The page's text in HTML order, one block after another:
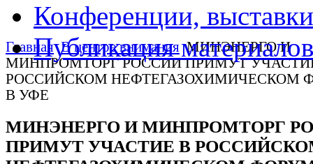
Конференции, выставки
Публикация материалов
Главная В центре внимания МИНЭНЕРГО И
МИНПРОМТОРГ РОССИИ ПРИМУТ
РОССИЙСКОМ НЕФТЕГАЗОХИМИЧЕСКОМ
В УФЕ
МИНЭНЕРГО И МИНПРОМТОРГ
ПРИМУТ УЧАСТИЕ В